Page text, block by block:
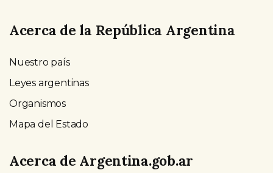
Acerca de la República Argentina
Nuestro país
Leyes argentinas
Organismos
Mapa del Estado
Acerca de Argentina.gob.ar